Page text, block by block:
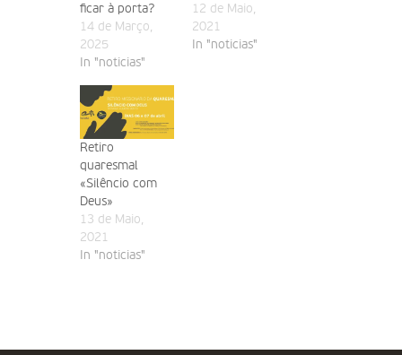
ficar à porta?
14 de Março,
2025
In "noticias"
12 de Maio,
2021
In "noticias"
Retiro
quaresmal
«Silêncio com
Deus»
13 de Maio,
2021
In "noticias"